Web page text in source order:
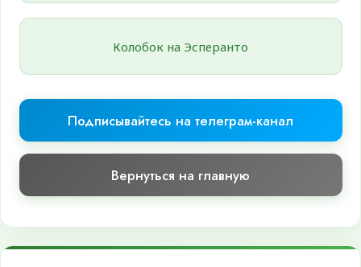
Колобок на Эсперанто
Подписывайтесь на телеграм-канал
Вернуться на главную